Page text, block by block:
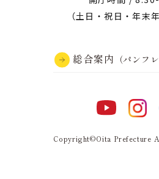
（土日・祝日・年末
総合案内 （パンフ
Copyright©Oita Prefecture